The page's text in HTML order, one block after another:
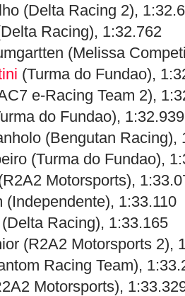
(Delta Racing 2),
Racing), 1:32.762
(Melissa
(Turma do Fundao),
e-Racing Team 2),
do Fundao), 1:32.939
(Bengutan Racing),
(Turma do Fundao),
Motorsports),
(Independente), 1:33.110
Racing), 1:33.165
(R2A2 Motorsports 2),
Racing Team),
Motorsports),